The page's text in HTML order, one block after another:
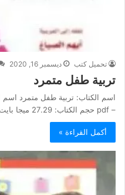
تحميل كتب ديسمبر 16, 2020
تربية طفل متمرد
اسم الكتاب: تربية طفل متمرد
– pdf حجم الكتاب: 27.29 ميجا بايت…
أكمل القراءة »